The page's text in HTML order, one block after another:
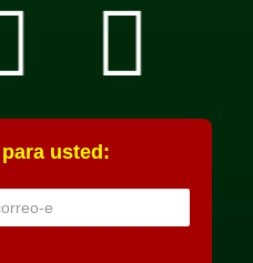
usted: